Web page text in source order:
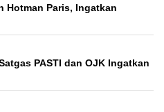
Hotman Paris, Ingatkan
PASTI dan OJK Ingatkan